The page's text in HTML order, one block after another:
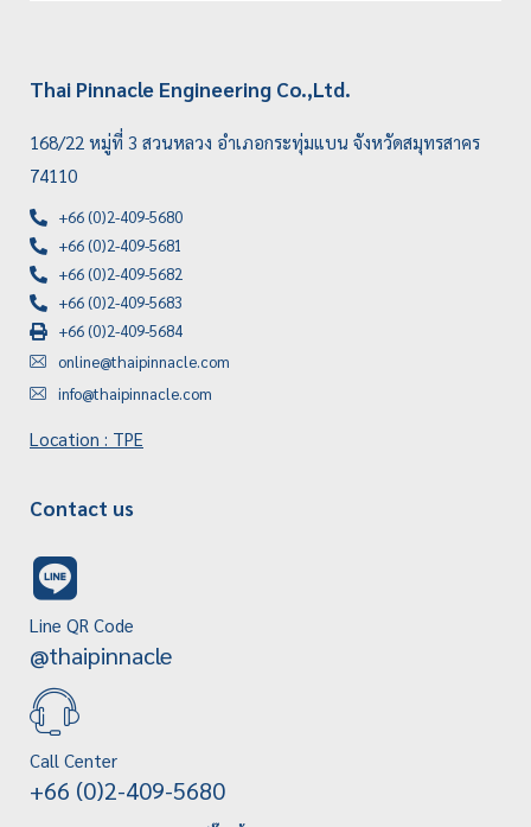
Thai Pinnacle Engineering Co.,Ltd.
168/22 หมู่ที่ 3 สวนหลวง อำเภอกระทุ่มแบน จังหวัดสมุทรสาคร
74110
+66 (0)2-409-5680
+66 (0)2-409-5681
+66 (0)2-409-5682
+66 (0)2-409-5683
+66 (0)2-409-5684
online@thaipinnacle.com
info@thaipinnacle.com
Location : TPE
Contact us
Line QR Code
@thaipinnacle
Call Center
+66 (0)2-409-5680